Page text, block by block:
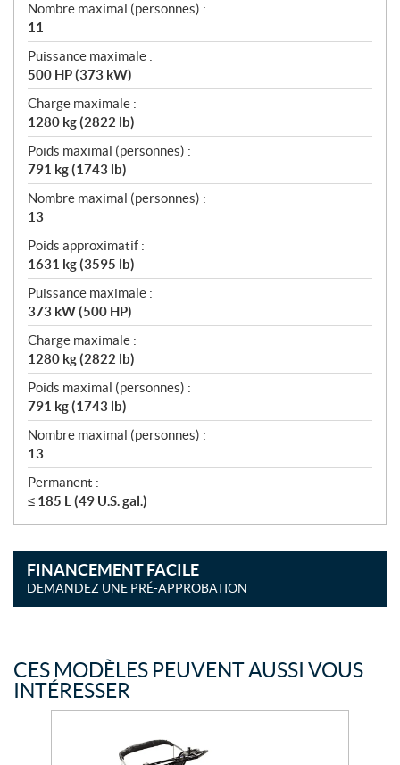
Nombre maximal (personnes) :
11
Puissance maximale :
500 HP (373 kW)
Charge maximale :
1280 kg (2822 lb)
Poids maximal (personnes) :
791 kg (1743 lb)
Nombre maximal (personnes) :
13
Poids approximatif :
1631 kg (3595 lb)
Puissance maximale :
373 kW (500 HP)
Charge maximale :
1280 kg (2822 lb)
Poids maximal (personnes) :
791 kg (1743 lb)
Nombre maximal (personnes) :
13
Permanent :
≤ 185 L (49 U.S. gal.)
FINANCEMENT FACILE
DEMANDEZ UNE PRÉ-APPROBATION
CES MODÈLES PEUVENT AUSSI VOUS
INTÉRESSER